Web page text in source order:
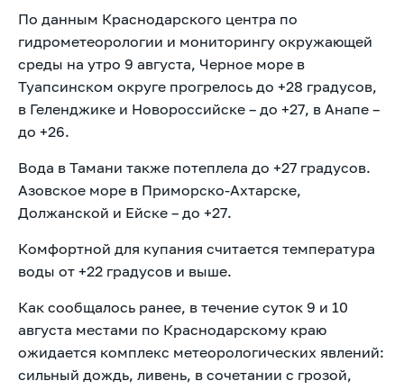
По данным Краснодарского центра по
гидрометеорологии и мониторингу окружающей
среды на утро 9 августа, Черное море в
Туапсинском округе прогрелось до +28 градусов,
в Геленджике и Новороссийске – до +27, в Анапе –
до +26.
Вода в Тамани также потеплела до +27 градусов.
Азовское море в Приморско-Ахтарске,
Должанской и Ейске – до +27.
Комфортной для купания считается температура
воды от +22 градусов и выше.
Как сообщалось ранее, в течение суток 9 и 10
августа местами по Краснодарскому краю
ожидается комплекс метеорологических явлений:
сильный дождь, ливень, в сочетании с грозой,